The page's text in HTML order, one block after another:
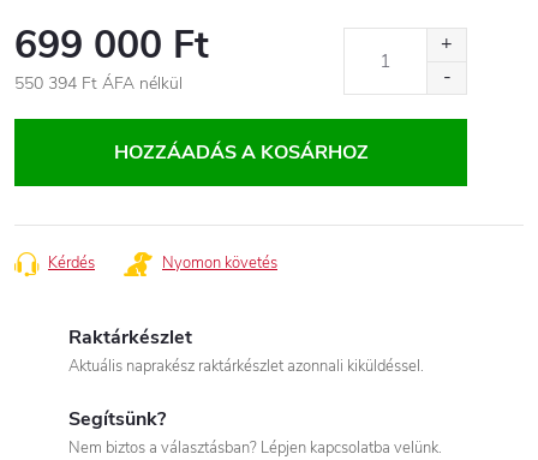
699 000 Ft
550 394 Ft ÁFA nélkül
HOZZÁADÁS A KOSÁRHOZ
Kérdés Nyomon követés
Raktárkészlet
Aktuális naprakész raktárkészlet azonnali kiküldéssel.
Segítsünk?
Nem biztos a választásban? Lépjen kapcsolatba velünk.